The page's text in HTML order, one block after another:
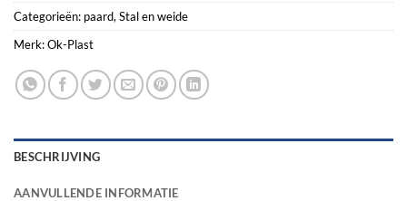
Categorieën: paard, Stal en weide
Merk:Ok-Plast
BESCHRIJVING
AANVULLENDE INFORMATIE